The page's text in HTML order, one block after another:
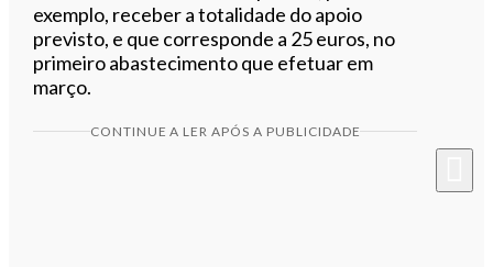
exemplo, receber a totalidade do apoio
previsto, e que corresponde a 25 euros, no
primeiro abastecimento que efetuar em
março.
CONTINUE A LER APÓS A PUBLICIDADE